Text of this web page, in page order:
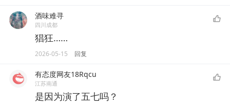
酒味难寻
四川成都
猖狂……
2026-05-15 回复
有态度网友18Rqcu
江苏南通
是因为演了五七吗？